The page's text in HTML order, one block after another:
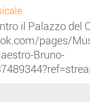
il Palazzo del
pages/
Bruno-